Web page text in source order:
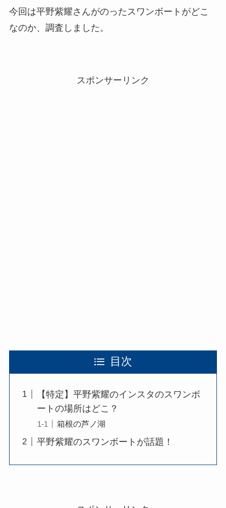
今回は平野紫耀さんがのったスワンボートがどこ
なのか、調査しました。
スポンサーリンク
目次
【特定】平野紫耀のインスタのスワンボ
ートの場所はどこ？
箱根の芦ノ湖
平野紫耀のスワンボートが話題！